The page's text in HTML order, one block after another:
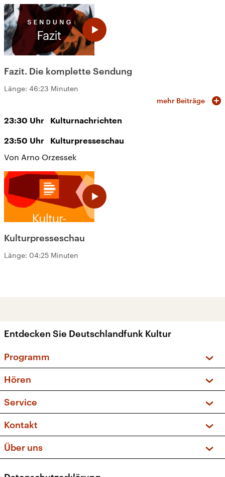
Fazit. Die komplette Sendung
Länge: 46:23 Minuten
mehr Beiträge
23:30 Uhr Kulturnachrichten
23:50 Uhr Kulturpresseschau
Von Arno Orzessek
Kulturpresseschau
Länge: 04:25 Minuten
Entdecken Sie Deutschlandfunk Kultur
Programm
Sendungen und Podcasts
Musikliste
Kakadu – Das Kinderprogramm
Hören
Frequenzen (UKW + DAB+)
Service
FAQ
Apps
Newsletter
Kontakt
Social Media
Über uns